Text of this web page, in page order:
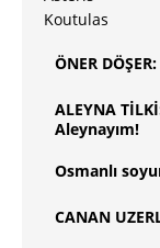
ÖNER
ALEYNA
Aleynayım!
Osmanlı
CANAN